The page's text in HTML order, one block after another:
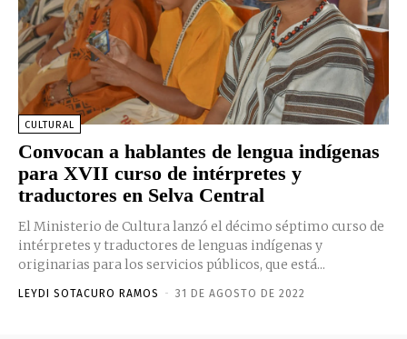
CULTURAL
Convocan a hablantes de lengua indígenas
para XVII curso de intérpretes y
traductores en Selva Central
El Ministerio de Cultura lanzó el décimo séptimo curso de
intérpretes y traductores de lenguas indígenas y
originarias para los servicios públicos, que está...
LEYDI SOTACURO RAMOS - 31 DE AGOSTO DE 2022